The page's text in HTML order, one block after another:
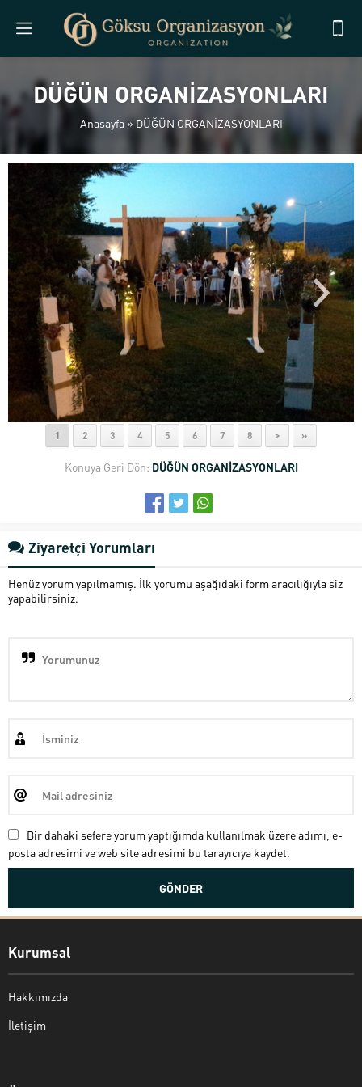
DÜĞÜN ORGANİZASYONLARI
Anasayfa»DÜĞÜN ORGANİZASYONLARI
1 2 3 4 5 6 7 8 > »
Konuya Geri Dön: DÜĞÜN ORGANİZASYONLARI
Ziyaretçi Yorumları
Henüz yorum yapılmamış. İlk yorumu aşağıdaki form aracılığıyla siz
yapabilirsiniz.
Bir dahaki sefere yorum yaptığımda kullanılmak üzere adımı, e-
posta adresimi ve web site adresimi bu tarayıcıya kaydet.
Kurumsal
Hakkımızda
İletişim